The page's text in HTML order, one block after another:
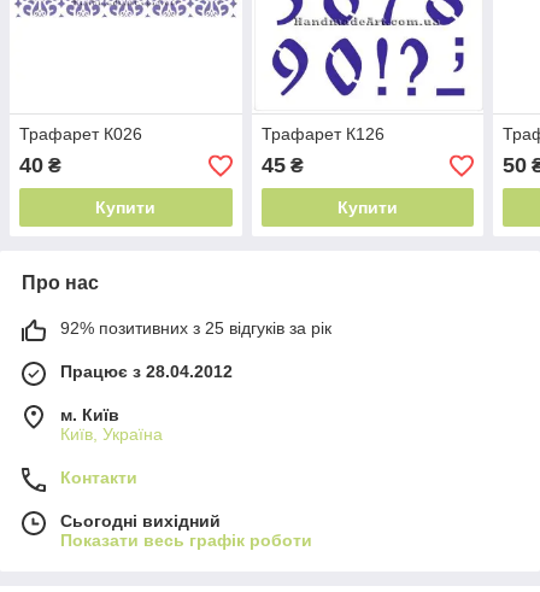
Трафарет К026
40 ₴
Купити
Трафарет К126
45₴
Купити
50
Про нас
92% позитивних з 25 відгуків за рік
Працює з 28.04.2012
м. Київ
Київ, Україна
Контакти
Сьогодні вихідний
Показати весь графік роботи